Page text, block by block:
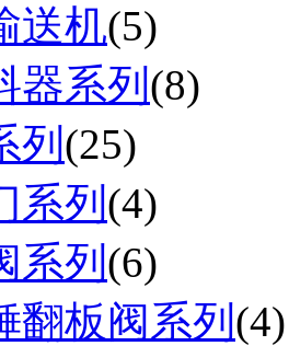
送机(5)
器系列 (8)
列 (25)
系列 (4)
系列 (6)
翻板阀系列 (4)